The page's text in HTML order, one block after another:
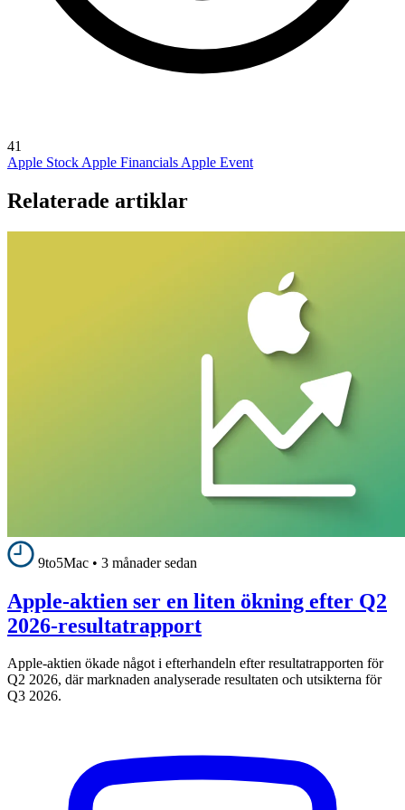
41
Apple Stock Apple Financials Apple Event
Relaterade artiklar
9to5Mac • 3 månader sedan
Apple-aktien ser en liten ökning efter Q2
2026-resultatrapport
Apple-aktien ökade något i efterhandeln efter resultatrapporten för
Q2 2026, där marknaden analyserade resultaten och utsikterna för
Q3 2026.